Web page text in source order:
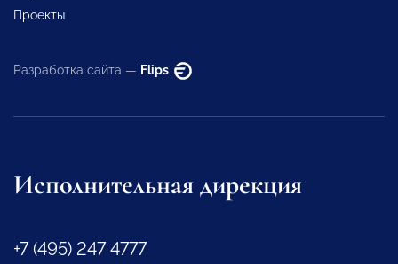
Проекты
Разработка сайта — Flips
Исполнительная дирекция
+7 (495) 247 4777